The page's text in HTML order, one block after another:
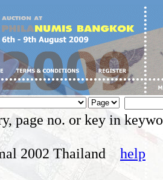
page no. or key in
2002 Thailand help